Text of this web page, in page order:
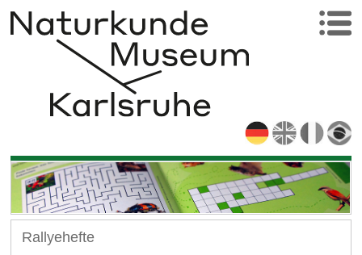
Rallyehefte